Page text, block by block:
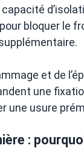
bloquer le
et de
une
une usure
: